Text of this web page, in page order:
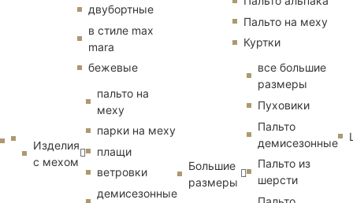
двубортные
в стиле max
mara
бежевые
Изделия
с мехом
пальто на
меху
парки на меху
плащи
ветровки
демисезонные
Пальто на меху
Куртки
Большие
размеры
все большие
размеры
Пуховики
Пальто
демисезонные
Пальто из
шерсти